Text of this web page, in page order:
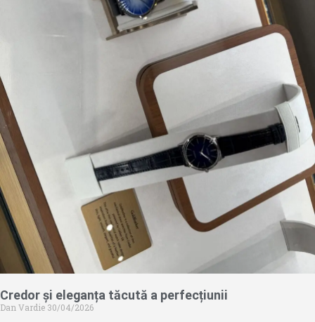
Credor și eleganța tăcută a perfecțiunii
Dan Vardie 30/04/2026